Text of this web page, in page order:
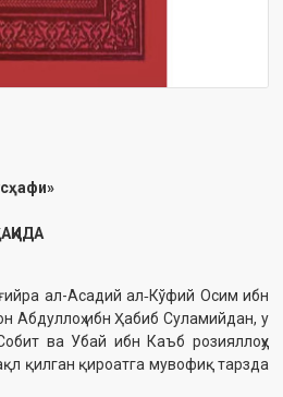
ал-Асадий ал‑Кўфий Осим ибн
Абдуллоҳ ибн Ҳабиб Суламийдан, у
ва Убай ибн Каъб розияллоҳу
қилган қироатга мувофиқ тарзда